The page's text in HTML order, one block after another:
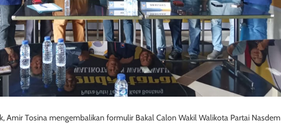
Amir Tosina mengembalikan formulir Bakal Calon Wakil Walikota Partai Nasdem